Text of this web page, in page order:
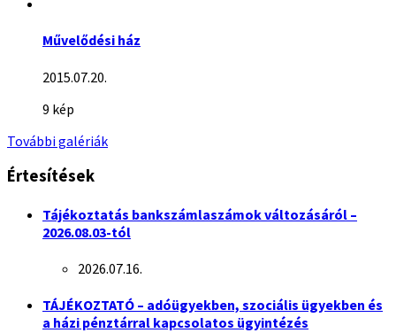
Művelődési ház
2015.07.20.
9 kép
További galériák
Értesítések
Tájékoztatás bankszámlaszámok változásáról –
2026.08.03-tól
2026.07.16.
TÁJÉKOZTATÓ – adóügyekben, szociális ügyekben és
a házi pénztárral kapcsolatos ügyintézés